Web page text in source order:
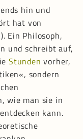
hin und
hat von
Ein Philosoph,
und schreibt auf,
Stunden vorher,
sondern
wie man sie in
kann.